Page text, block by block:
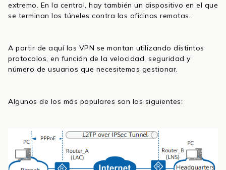
extremo. En la central, hay también un dispositivo en el que
se terminan los túneles contra las oficinas remotas.
A partir de aquí las VPN se montan utilizando distintos
protocolos, en función de la velocidad, seguridad y
número de usuarios que necesitemos gestionar.
Algunos de los más populares son los siguientes: